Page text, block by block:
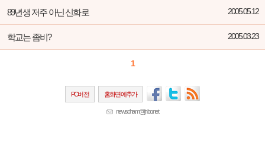
89년생 저주 아닌 신화로 2005.05.12
학교는 좀비? 2005.03.23
1
PC버전 홈화면에추가
newscham@jinbo.net